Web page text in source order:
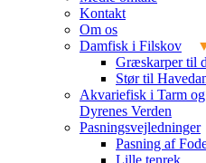
Kontakt
Om os
Damfisk i Filskov
Græskarper til
Stør til
Akvariefisk i Tarm
Dyrenes Verden
Pasningsvejledninger
Pasning af
Lille tenrek